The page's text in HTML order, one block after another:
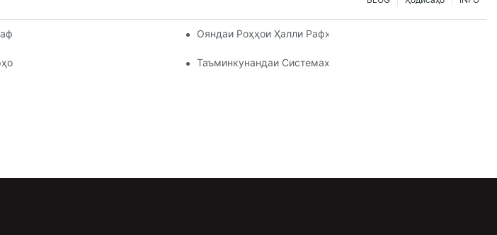
Паллетӣ: Мутобиқ Кардани Ниёзҳои Нигоҳдории ШумоОяндаи Роҳҳои Ҳалли Рафҳои Паллетӣ: Тамоюлҳо Ва
Анбор: Ба Чӣ Диққат Додан Лозим АстТаъминкунандаи Системаҳои Раф: Омилҳои Калидӣ Барои